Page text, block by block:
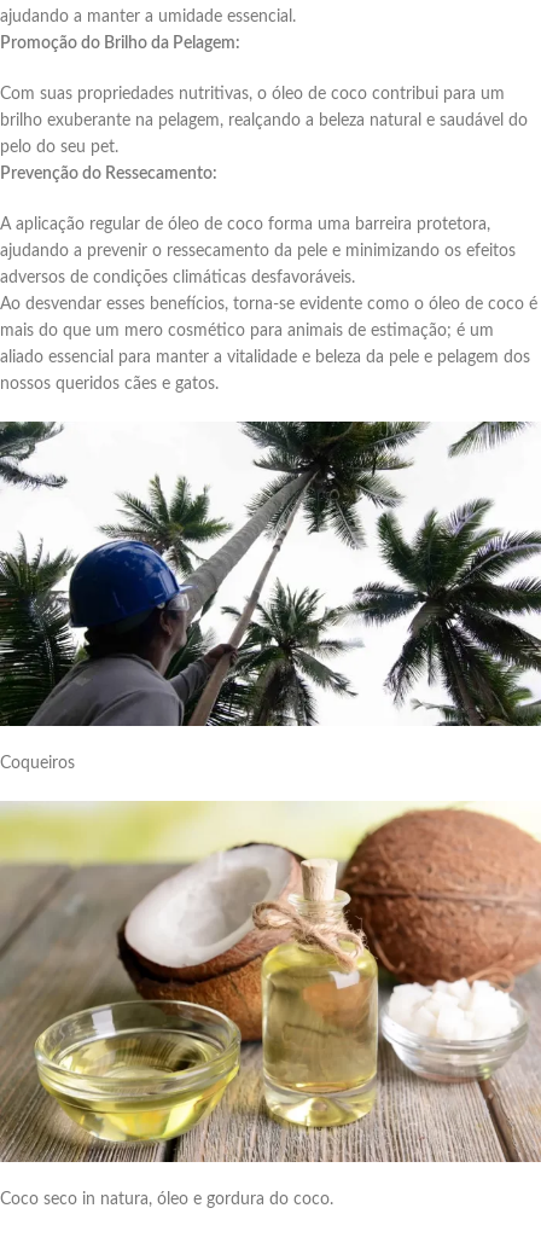
ajudando a manter a umidade essencial.
Promoção do Brilho da Pelagem:
Com suas propriedades nutritivas, o óleo de coco contribui para um
brilho exuberante na pelagem, realçando a beleza natural e saudável do
pelo do seu pet.
Prevenção do Ressecamento:
A aplicação regular de óleo de coco forma uma barreira protetora,
ajudando a prevenir o ressecamento da pele e minimizando os efeitos
adversos de condições climáticas desfavoráveis.
Ao desvendar esses benefícios, torna-se evidente como o óleo de coco é
mais do que um mero cosmético para animais de estimação; é um
aliado essencial para manter a vitalidade e beleza da pele e pelagem dos
nossos queridos cães e gatos.
Coqueiros
Coco seco in natura, óleo e gordura do coco.